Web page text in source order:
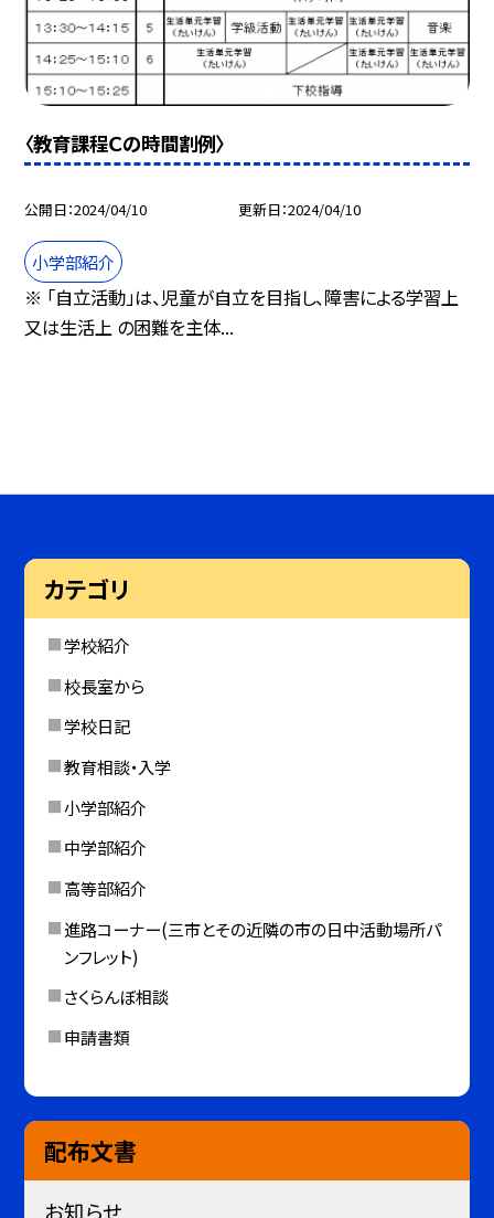
〈教育課程Ｃの時間割例〉
公開日 2024/04/10 更新日 2024/04/10
小学部紹介
※ 「自立活動」は、児童が自立を目指し、障害による学習上
又は生活上 の困難を主体...
カテゴリ
学校紹介
校長室から
学校日記
教育相談・入学
小学部紹介
中学部紹介
高等部紹介
進路コーナー(三市とその近隣の市の日中活動場所パ
ンフレット)
さくらんぼ相談
申請書類
配布文書
お知らせ